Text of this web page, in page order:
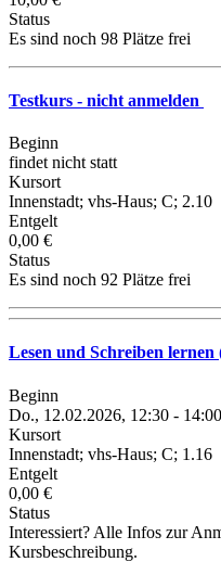
Status
Es sind noch 98 Plätze frei
Testkurs - nicht anmelden
Beginn
findet nicht statt
Kursort
Innenstadt; vhs-Haus; C; 2.10
Entgelt
0,00 €
Status
Es sind noch 92 Plätze frei
Lesen und Schreiben
Beginn
Do., 12.02.2026, 12:30 -
Kursort
Innenstadt; vhs-Haus; C; 1.16
Entgelt
0,00 €
Status
Interessiert? Alle Infos zur
Kursbeschreibung.